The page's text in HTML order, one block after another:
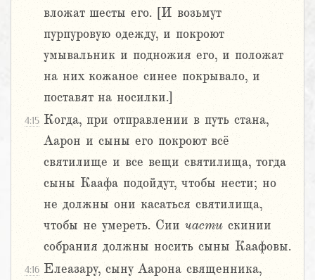
вложат шесты его. [И возьмут
пурпуровую одежду, и покроют
умывальник и подножия его, и положат
на них кожаное синее покрывало, и
поставят на носилки.]
4:15 Когда, при отправлении в путь стана,
Аарон и сыны его покроют всё
святилище и все вещи святилища, тогда
сыны Каафа подойдут, чтобы нести; но
не должны они касаться святилища,
чтобы не умереть. Сии части скинии
собрания должны носить сыны Каафовы.
4:16 Елеазару, сыну Аарона священника,